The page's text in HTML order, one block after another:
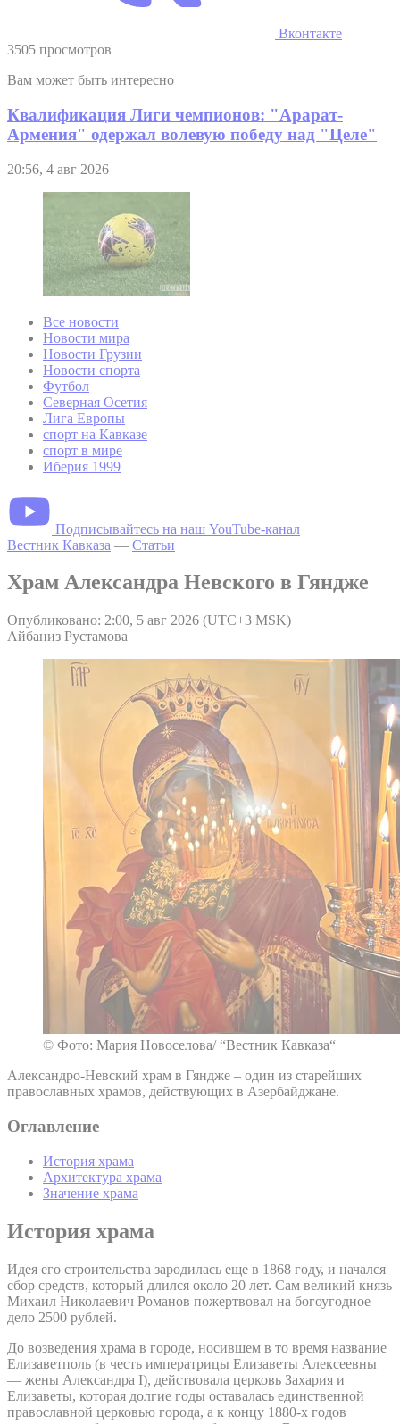
Вконтакте
3505 просмотров
Вам может быть интересно
Квалификация Лиги чемпионов: "Арарат-
Армения" одержал волевую победу над "Целе"
20:56, 4 авг 2026
Все новости
Новости мира
Новости Грузии
Новости спорта
Футбол
Северная Осетия
Лига Европы
спорт на Кавказе
спорт в мире
Иберия 1999
Подписывайтесь на наш YouTube-канал
Вестник Кавказа — Статьи
Храм Александра Невского в Гяндже
Опубликовано: 2:00, 5 авг 2026 (UTC+3 MSK)
Айбаниз Рустамова
© Фото: Мария Новоселова/ “Вестник Кавказа“
Александро-Невский храм в Гяндже – один из старейших
православных храмов, действующих в Азербайджане.
Оглавление
История храма
Архитектура храма
Значение храма
История храма
Идея его строительства зародилась еще в 1868 году, и начался
сбор средств, который длился около 20 лет. Сам великий князь
Михаил Николаевич Романов пожертвовал на богоугодное
дело 2500 рублей.
До возведения храма в городе, носившем в то время название
Елизаветполь (в честь императрицы Елизаветы Алексеевны
— жены Александра I), действовала церковь Захария и
Елизаветы, которая долгие годы оставалась единственной
православной церковью города, а к концу 1880-х годов